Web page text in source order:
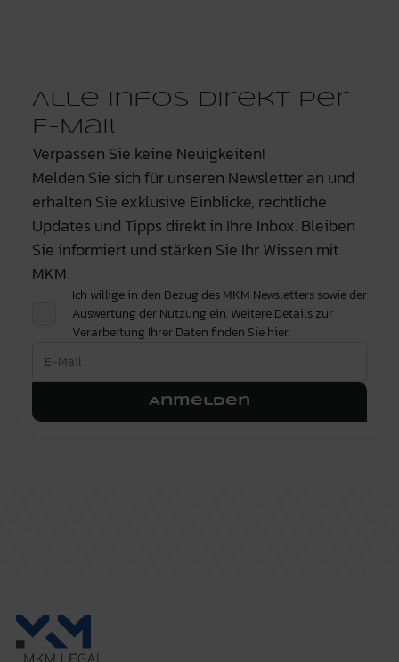
Alle Infos Direkt per
E-Mail
Verpassen Sie keine Neuigkeiten!
Melden Sie sich für unseren Newsletter an und
erhalten Sie exklusive Einblicke, rechtliche
Updates und Tipps direkt in Ihre Inbox. Bleiben
Sie informiert und stärken Sie Ihr Wissen mit
MKM.
Ich willige in den Bezug des MKM Newsletters sowie der
Auswertung der Nutzung ein. Weitere Details zur
Verarbeitung Ihrer Daten finden Siehier.
Anmelden